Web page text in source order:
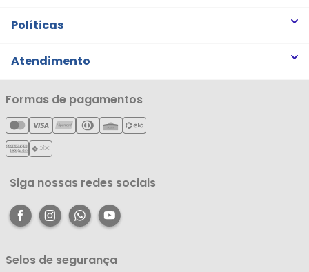
Quem somos
Notícias
Cartão Líderzan
Políticas
Trocas e Devoluções
Política de Privacidade
Política de Entrega
Política de Reembolso
Atendimento
Minha Conta
Meus Pedidos
Meus Favoritos
Central de Atendimento
Formas de pagamentos
Siga nossas redes sociais
Selos de segurança